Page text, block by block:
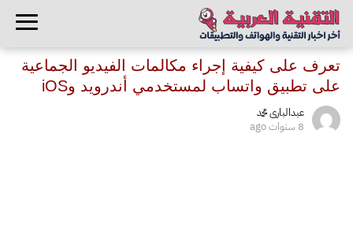
تعرف على كيفية إجراء مكالمات الفيديو الجماعية
على تطبيق واتساب لمستخدمي أندرويد وiOS
عبدالبارى محمد
8 سنوات ago